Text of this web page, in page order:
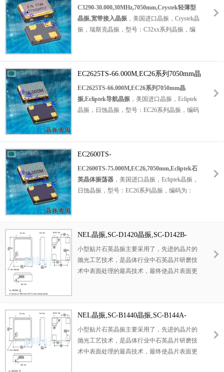
率为16.368MHz的TCXO晶体振荡器。该晶振
的电压是1.7V~3.6V，频率稳定性是±1.5ppm，
其尺寸为2.5*2.0mm，是2520贴片晶振。用于
薄型晶振,宽带接入晶振
C3290-30.000,30MHz,7050mm,Crystek轻薄型
晶振,宽带接入晶振 ，美国进口晶振，Crystek晶
振，瑞斯克晶振，型号：C32xx系列晶振，编
工作电压为：5.0V，小体积晶振尺寸：
7.0x5.0mm，四脚贴片晶振，石英晶振，石英
晶体振荡器 ，时钟振荡器，HCMOS输出晶
振。具有超小型，轻薄型，高性能，高品质等
特点。应用范围：数字视频，
的HCMOS时钟振荡器，工作在5.0V特。该振
非常低的抖动和相位噪声。输出信号中没有子
谐波。
EC2625TS-66.000M,EC26系列7050mm晶
振,Ecliptek导航晶振
EC2625TS-66.000M,EC26系列7050mm晶
振,Ecliptek导航晶振 ，美国进口晶振，Ecliptek
晶振，日蚀晶振，型号：EC26系列晶振，编码
围：-10℃至+70℃，小体积晶振尺寸：
7.0x5.0mm，四脚贴片晶振，
CMOS输出晶振，石英晶体振荡器，7050晶
振，有源晶振。具有超小型，轻薄型，高品
质，高性能等特点。应用于：通讯设备晶振，
EC2600TS-
75.000M,EC26,7050mm,Ecliptek石英晶
体振荡器
EC2600TS-75.000M,EC26,7050mm,Ecliptek石
英晶体振荡器 ，美国进口晶振，Ecliptek晶振，
日蚀晶振，型号：EC26系列晶振，编码为：
围：-10℃至+70℃，小体积晶振尺寸：
7.0x5.0mm，四脚贴片晶振，CMOS输出晶
振，石英晶体振荡器，SMD晶振，石英晶振，
有源晶振。具有超小型，轻薄型，耐热及耐环
境等特点。应用于：电信晶振，车载控制器晶
NEL晶振,SC-D1420晶振,SC-D142B-
FREQ晶振
小型贴片石英晶振主要采用了，先进的晶片的
抛光工艺技术，是晶体行业中石英晶片研磨技
术中表面处理的最高技术，最终使晶片表面更
的生产工艺，使产品在各项参数得到了很大的
改良,外观尺寸具有薄型表面贴片型石英晶体谐
振器,特别适用于有小型化要求的市场领域,比
如智能手机,无线蓝牙,平板电脑等电子数码产
品。
NEL晶振,SC-B1440晶振,SC-B144A-
FREQ晶振
小型贴片石英晶振主要采用了，先进的晶片的
抛光工艺技术，是晶体行业中石英晶片研磨技
术中表面处理的最高技术，最终使晶片表面更